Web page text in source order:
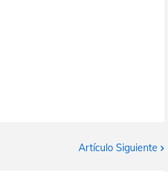
Artículo Siguiente